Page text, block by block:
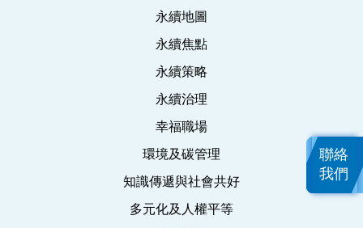
永續地圖
永續焦點
永續策略
永續治理
幸福職場
環境及碳管理
知識傳遞與社會共好
多元化及人權平等
聯絡
我們